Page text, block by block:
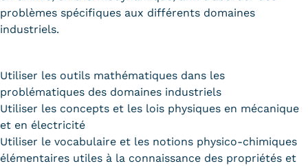
Nos centres administratifs
Quoi de neuf au Cnam BFC?
Agenda
Revue de presse
Contact
problèmes spécifiques aux différents domaines
industriels.
Utiliser les outils mathématiques dans les
problématiques des domaines industriels
Utiliser les concepts et les lois physiques en mécanique
et en électricité
Utiliser le vocabulaire et les notions physico-chimiques
élémentaires utiles à la connaissance des propriétés et